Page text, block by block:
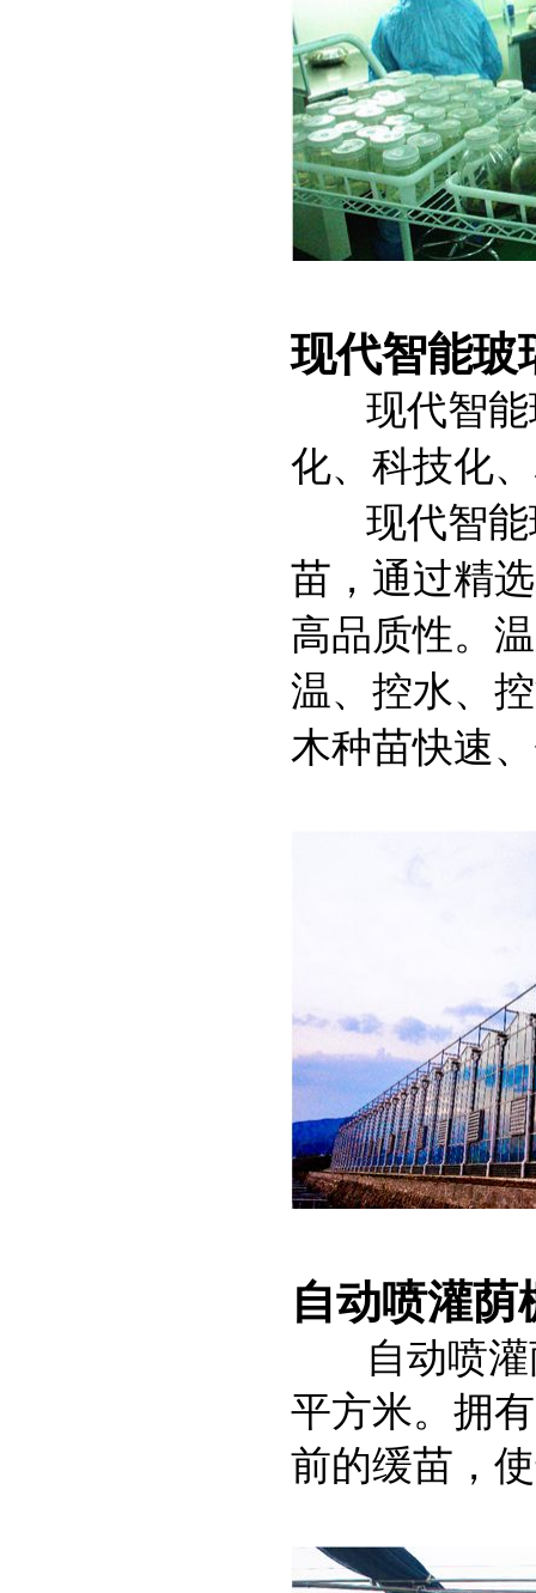
现代智能玻
现代智
化、科技化
现代智能
苗，通过精
高品质性。
温、控水、
木种苗快速
自动喷灌荫
自动喷
平方米。拥
前的缓苗，